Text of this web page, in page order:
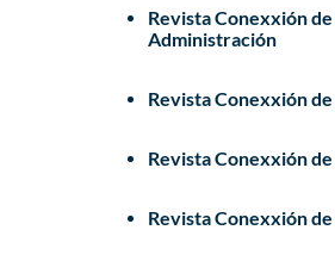
Revista Conexxión
Administración
Revista Conexxión
Revista Conexxión de
Revista Conexxión